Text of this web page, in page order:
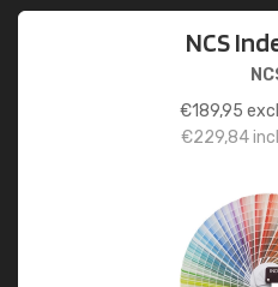
NCS
€189,95
€229,84